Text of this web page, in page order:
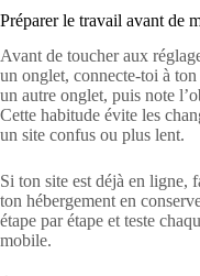
Préparer le travail avant de
Avant de toucher aux
un onglet, connecte-toi à
un autre onglet, puis note
Cette habitude évite les
un site confus ou plus lent.
Si ton site est déjà en ligne,
ton hébergement en
étape par étape et teste
mobile.